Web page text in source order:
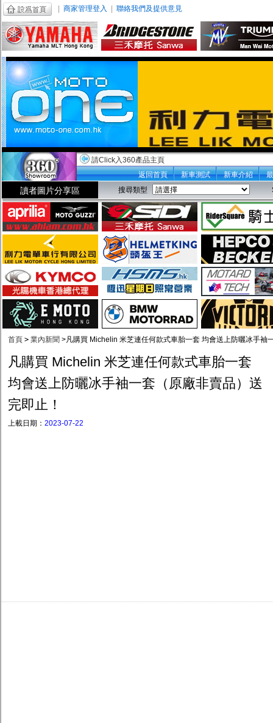
商家管理登入 聯絡我們及提供意見
請Click入360產品主頁
返回首頁
新車測試 新車介紹
讀者圖片分享區 搜尋類型
首頁 > 業內新聞 >凡購買 Michelin 米芝連任何款式車胎一套 均會送上防曬冰手袖
凡購買 Michelin 米芝連任何款式車胎一套
均會送上防曬冰手袖一套（原廠非賣品）送
完即止！
上載日期： 2023-07-22